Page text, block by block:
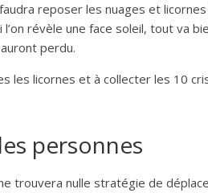
reposer les nuages et
révèle une face soleil, tout va
perdu.
les licornes et à collecter les 10
personnes
trouvera nulle stratégie de